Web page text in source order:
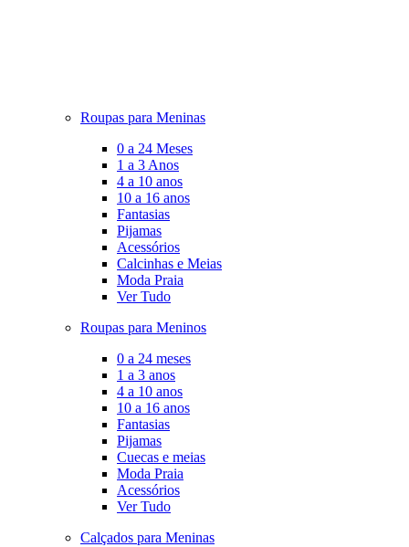
Roupas para Meninas
0 a 24 Meses
1 a 3 Anos
4 a 10 anos
10 a 16 anos
Fantasias
Pijamas
Acessórios
Calcinhas e Meias
Moda Praia
Ver Tudo
Roupas para Meninos
0 a 24 meses
1 a 3 anos
4 a 10 anos
10 a 16 anos
Fantasias
Pijamas
Cuecas e meias
Moda Praia
Acessórios
Ver Tudo
Calçados para Meninas